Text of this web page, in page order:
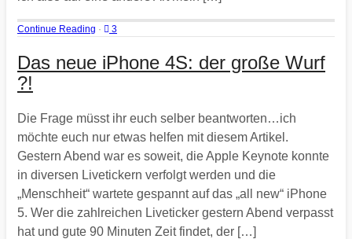
Continue Reading · 3
Das neue iPhone 4S: der große Wurf
?!
Die Frage müsst ihr euch selber beantworten…ich
möchte euch nur etwas helfen mit diesem Artikel.
Gestern Abend war es soweit, die Apple Keynote konnte
in diversen Livetickern verfolgt werden und die
„Menschheit“ wartete gespannt auf das „all new“ iPhone
5. Wer die zahlreichen Liveticker gestern Abend verpasst
hat und gute 90 Minuten Zeit findet, der […]